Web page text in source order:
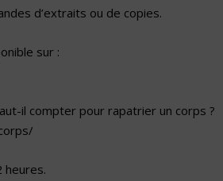
d’extraits ou de copies.
sur :
il compter pour rapatrier un corps ?
heures.